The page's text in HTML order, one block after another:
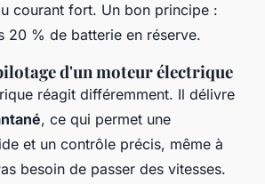
courant fort. Un bon principe :
20 % de batterie en réserve.
d'un moteur électrique
réagit différemment. Il délivre
, ce qui permet une
et un contrôle précis, même à
besoin de passer des vitesses.